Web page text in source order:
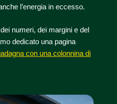
l’energia in eccesso.
numeri, dei margini e del
dedicato una pagina
con una colonnina di